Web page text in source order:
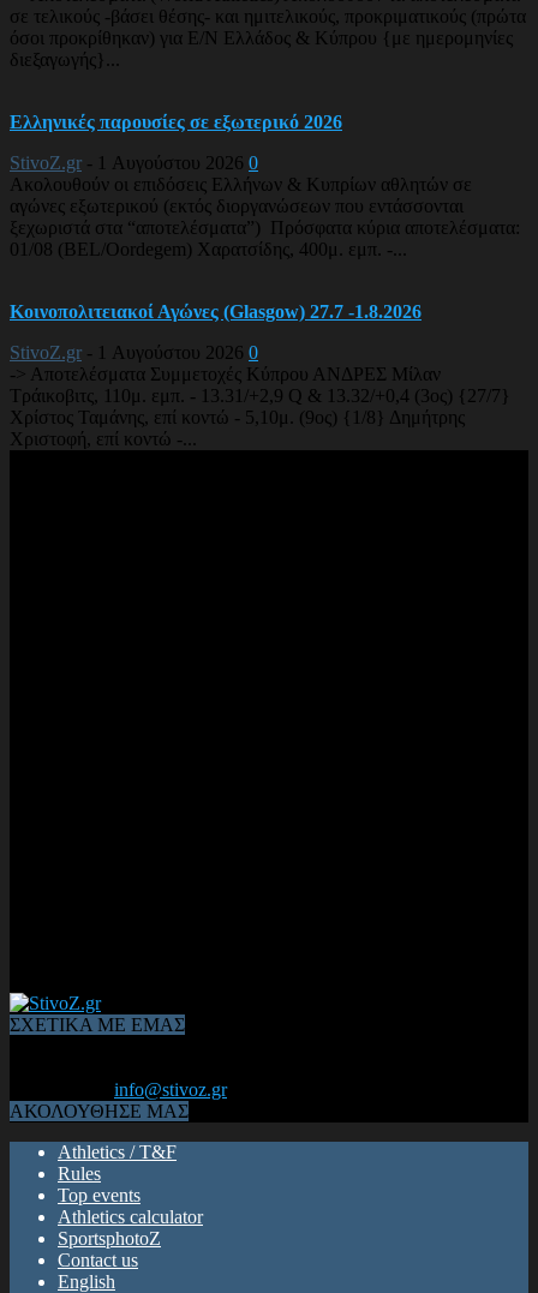
σε τελικούς -βάσει θέσης- και ημιτελικούς, προκριματικούς (πρώτα
όσοι προκρίθηκαν) για Ε/Ν Ελλάδος & Κύπρου {με ημερομηνίες
διεξαγωγής}...
Ελληνικές παρουσίες σε εξωτερικό 2026
StivoZ.gr - 1 Αυγούστου 2026 0
Ακολουθούν οι επιδόσεις Ελλήνων & Κυπρίων αθλητών σε
αγώνες εξωτερικού (εκτός διοργανώσεων που εντάσσονται
ξεχωριστά στα “αποτελέσματα”) Πρόσφατα κύρια αποτελέσματα:
01/08 (BEL/Oordegem) Χαρατσίδης, 400μ. εμπ. -...
Κοινοπολιτειακοί Αγώνες (Glasgow) 27.7 -1.8.2026
StivoZ.gr - 1 Αυγούστου 2026 0
-> Αποτελέσματα Συμμετοχές Κύπρου ΑΝΔΡΕΣ Μίλαν
Τράικοβιτς, 110μ. εμπ. - 13.31/+2,9 Q & 13.32/+0,4 (3ος) {27/7}
Χρίστος Ταμάνης, επί κοντώ - 5,10μ. (9ος) {1/8} Δημήτρης
Χριστοφή, επί κοντώ -...
ΣΧΕΤΙΚΑ ΜΕ ΕΜΑΣ
info@stivoz.gr
ΑΚΟΛΟΥΘΗΣΕ ΜΑΣ
Athletics / T&F
Rules
Top events
Athletics calculator
SportsphotoZ
Contact us
English